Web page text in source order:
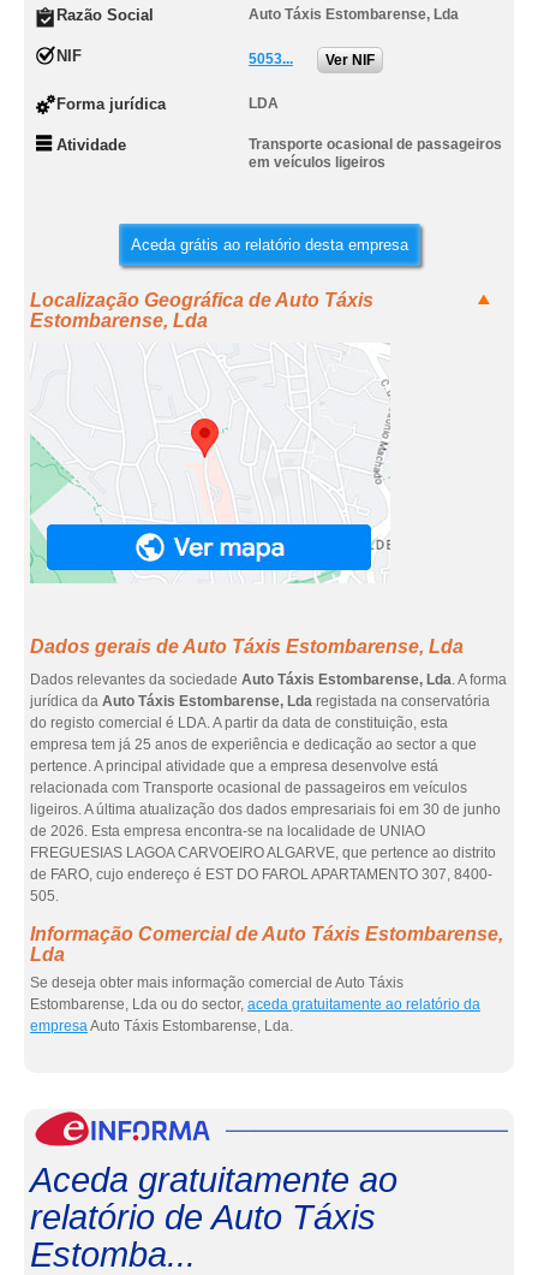
Razão Social Auto Táxis Estombarense, Lda
NIF 5053... Ver NIF
Forma jurídica LDA
Atividade
Transporte ocasional de passageiros
em veículos ligeiros
Aceda grátis ao relatório desta empresa
Localização Geográfica de Auto Táxis
Estombarense, Lda
Dados gerais de Auto Táxis Estombarense, Lda
Dados relevantes da sociedade Auto Táxis Estombarense, Lda. A forma
jurídica da Auto Táxis Estombarense, Lda registada na conservatória
do registo comercial é LDA. A partir da data de constituição, esta
empresa tem já 25 anos de experiência e dedicação ao sector a que
pertence. A principal atividade que a empresa desenvolve está
relacionada com Transporte ocasional de passageiros em veículos
ligeiros. A última atualização dos dados empresariais foi em 30 de junho
de 2026. Esta empresa encontra-se na localidade de UNIAO
FREGUESIAS LAGOA CARVOEIRO ALGARVE, que pertence ao distrito
de FARO, cujo endereço é EST DO FAROL APARTAMENTO 307, 8400-
505.
Informação Comercial de Auto Táxis Estombarense,
Lda
Se deseja obter mais informação comercial de Auto Táxis
Estombarense, Lda ou do sector, aceda gratuitamente ao relatório da
empresaAuto Táxis Estombarense, Lda.
Aceda gratuitamente ao
relatório de Auto Táxis
Estomba...